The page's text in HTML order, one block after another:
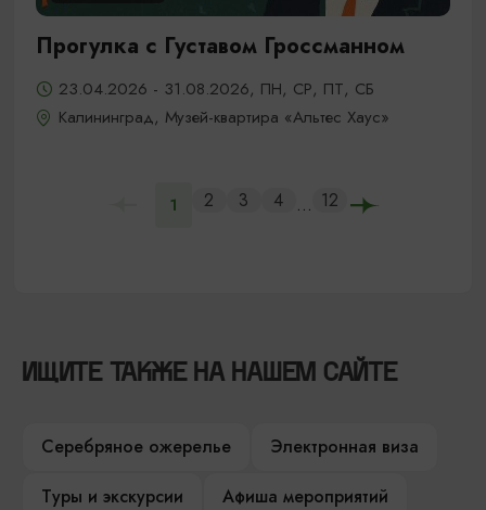
Прогулка с Густавом Гроссманном
23.04.2026 - 31.08.2026, ПН, СР, ПТ, СБ
Калининград, Музей-квартира «Альтес Хаус»
1 2 3 4 ... 12
ИЩИТЕ ТАКЖЕ НА НАШЕМ САЙТЕ
Серебряное ожерелье
Электронная виза
Туры и экскурсии
Афиша мероприятий